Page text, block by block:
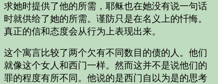
求她时提供了他的所需，耶稣也在她没有说一句话
时就供给了她的所需。谨防只是在名义上的忏悔。
真正的信和态度会从行为上表现出来。
这个寓言比较了两个欠有不同数目的债的人。他们
就像这个女人和西门一样。然而这并不是说他们的
罪的程度有所不同。他说的是西门自以为是的思考